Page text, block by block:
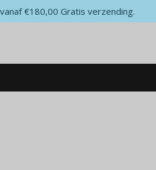
€180,00 Gratis verzending.